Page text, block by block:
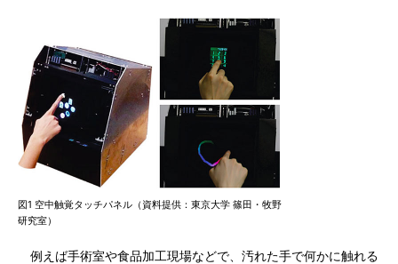
図1 空中触覚タッチパネル（資料提供：東京大学 篠田・牧野
研究室）
例えば手術室や食品加工現場などで、汚れた手で何かに触れる